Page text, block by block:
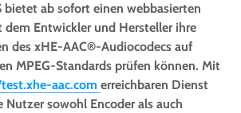
bietet ab sofort einen webbasierten
dem Entwickler und Hersteller ihre
des xHE-AAC®-Audiocodecs auf
MPEG-Standards prüfen können. Mit
aac.com erreichbaren Dienst
Nutzer sowohl Encoder als auch